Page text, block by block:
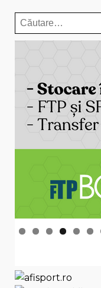
Caută
după: